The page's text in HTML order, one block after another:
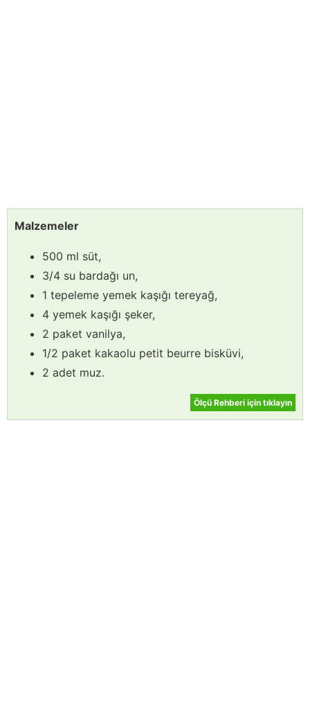
Malzemeler
500 ml süt,
3/4 su bardağı un,
1 tepeleme yemek kaşığı tereyağ,
4 yemek kaşığı şeker,
2 paket vanilya,
1/2 paket kakaolu petit beurre bisküvi,
2 adet muz.
Ölçü Rehberi için tıklayın